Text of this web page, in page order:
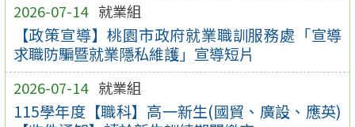
2026-07-14 就業組
【政策宣導】桃園市政府就業職訓服務處「宣導
求職防騙暨就業隱私維護」宣導短片
2026-07-14 就業組
115學年度【職科】高一新生(國貿、廣設、應英)